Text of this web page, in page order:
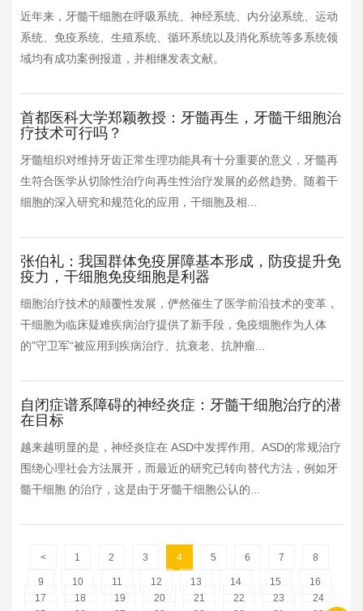
近年来，牙髓干细胞在呼吸系统、神经系统、内分泌系统、运动
系统、免疫系统、生殖系统、循环系统以及消化系统等多系统领
域均有成功案例报道，并相继发表文献。
首都医科大学郑颖教授：牙髓再生，牙髓干细胞治
疗技术可行吗？
牙髓组织对维持牙齿正常生理功能具有十分重要的意义，牙髓再
生符合医学从切除性治疗向再生性治疗发展的必然趋势。随着干
细胞的深入研究和规范化的应用，干细胞及相...
张伯礼：我国群体免疫屏障基本形成，防疫提升免
疫力，干细胞免疫细胞是利器
细胞治疗技术的颠覆性发展，俨然催生了医学前沿技术的变革，
干细胞为临床疑难疾病治疗提供了新手段，免疫细胞作为人体
的”守卫军“被应用到疾病治疗、抗衰老、抗肿瘤...
自闭症谱系障碍的神经炎症：牙髓干细胞治疗的潜
在目标
越来越明显的是，神经炎症在 ASD中发挥作用。ASD的常规治疗
围绕心理社会方法展开，而最近的研究已转向替代方法，例如牙
髓干细胞 的治疗，这是由于牙髓干细胞公认的...
< 1 2 3 4 5 6 7 8
9 10 11 12 13 14 15
16
17
18 19 20 21 22 23
24